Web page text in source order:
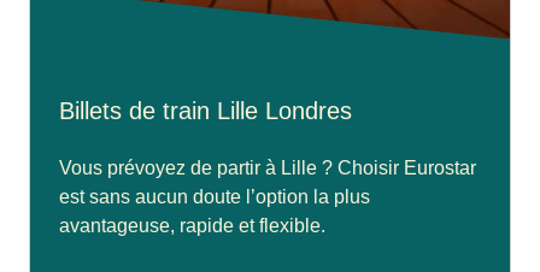
Billets de train Lille Londres
Vous prévoyez de partir à Lille ? Choisir Eurostar
est sans aucun doute l’option la plus
avantageuse, rapide et flexible.